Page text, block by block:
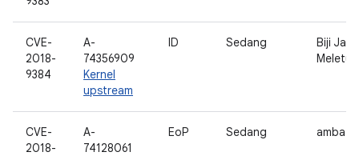
CVE-
2018-
9384
A-
74356909
Kernel
upstream
ID Sedang
Biji
Meletup
CVE-
2018-
A-
74128061
EoP Sedang amba